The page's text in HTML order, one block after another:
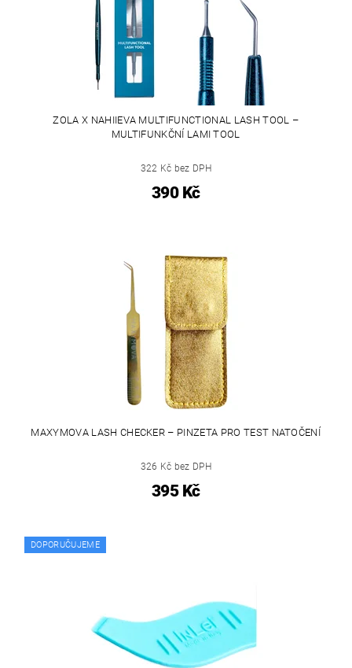
ZOLA X NAHIIEVA MULTIFUNCTIONAL LASH TOOL –
MULTIFUNKČNÍ LAMI TOOL
322 Kč bez DPH
390 Kč
MAXYMOVA LASH CHECKER – PINZETA PRO TEST NATOČENÍ
326 Kč bez DPH
395 Kč
DOPORUČUJEME